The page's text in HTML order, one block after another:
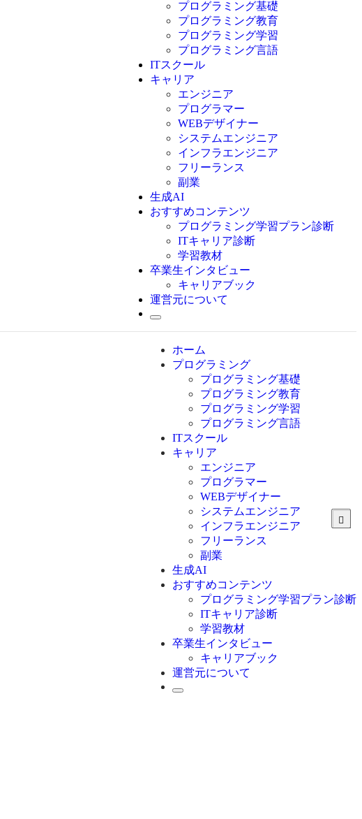
プログラミング基礎
プログラミング教育
プログラミング学習
プログラミング言語
C言語
C#
VBA
Go言語
Kotlin
Java
JavaScript
Swift
Ruby
その他言語
ITスクール
キャリア
エンジニア
プログラマー
WEBデザイナー
システムエンジニア
インフラエンジニア
フリーランス
副業
生成AI
おすすめコンテンツ
プログラミング学習プラン診断
ITキャリア診断
学習教材
卒業生インタビュー
キャリアブック
運営元について
ホーム
プログラミング
プログラミング基礎
プログラミング教育
プログラミング学習
プログラミング言語
C言語
C#
VBA
Go言語
Kotlin
Java
JavaScript
Swift
Ruby
その他言語
ITスクール
キャリア
エンジニア
プログラマー
WEBデザイナー
システムエンジニア
インフラエンジニア
フリーランス
副業
生成AI
おすすめコンテンツ
プログラミング学習プラン診断
ITキャリア診断
学習教材
卒業生インタビュー
キャリアブック
運営元について